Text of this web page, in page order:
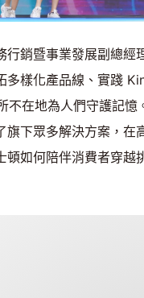
行銷暨事業發展副總經
多樣化產品線、實踐
不在地為人們守護記憶
旗下眾多解決方案，在
頓如何陪伴消費者穿越